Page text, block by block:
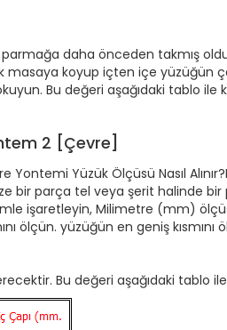
parmağa daha önceden takmış
koyup içten içe yüzüğün
Bu değeri aşağıdaki tablo ile
2 [Çevre]
Yontemi Yüzük Ölçüsü Nasıl
bir parça tel veya şerit halinde bir
işaretleyin, Milimetre (mm)
ölçün. yüzüğün en geniş
Bu değeri aşağıdaki tablo ile